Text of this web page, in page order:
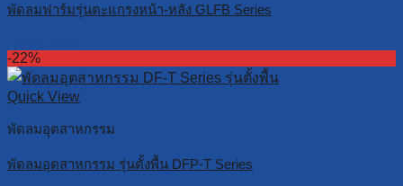
พัดลมฟาร์มรุ่นตะแกรงหน้า-หลัง GLFB Series
-22%
Quick View
พัดลมอุตสาหกรรม
พัดลมอุตสาหกรรม รุ่นตั้งพื้น DFP-T Series